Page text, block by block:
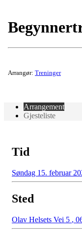
Arrangør: Treninger
Arrangement
Gjesteliste
Tid
Søndag 15. februar
Sted
Olav Helsets Vei 5 ,